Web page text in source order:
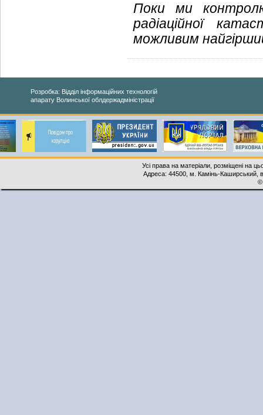
Поки ми
радіаційної
можливим
Розробка: Відділ інформаційних технологій
апарату Волинської облдержадміністрації
Усі права на матеріали, розміщені на
Адреса: 44500, м. Камінь-Каширський,
©